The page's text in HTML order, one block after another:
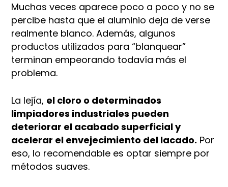
Muchas veces aparece poco a poco y no se
percibe hasta que el aluminio deja de verse
realmente blanco. Además, algunos
productos utilizados para “blanquear”
terminan empeorando todavía más el
problema.
La lejía, el cloro o determinados
limpiadores industriales pueden
deteriorar el acabado superficial y
acelerar el envejecimiento del lacado. Por
eso, lo recomendable es optar siempre por
métodos suaves.